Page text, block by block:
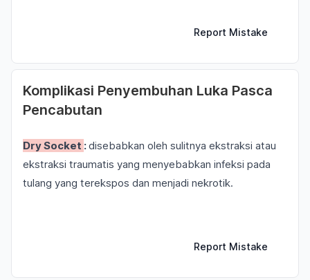
Report Mistake
Komplikasi Penyembuhan Luka Pasca
Pencabutan
Dry Socket :disebabkan oleh sulitnya ekstraksi atau
ekstraksi traumatis yang menyebabkan infeksi pada
tulang yang terekspos dan menjadi nekrotik.
Report Mistake